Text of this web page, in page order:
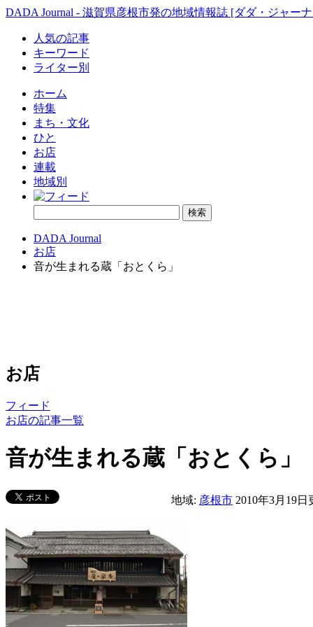
DADA Journal - 滋賀県彦根市発の地域情報誌 [ダダ・ジャー
人気の記事
キーワード
ライター別
ホーム
特集
まち・文化
ひと
お店
連載
地域別
DADA Journal
お店
音が生まれる蔵「おとくら」
お店
フィード
お店の記事一覧
音が生まれる蔵「おとくら」
地域: 彦根市 2010年3月19日